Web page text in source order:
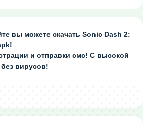
вы можете скачать Sonic Dash 2:
и отправки смс! С высокой
вирусов!